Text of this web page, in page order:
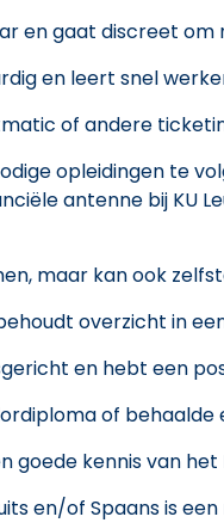
en gaat discreet om
en leert snel
of andere
opleidingen te
antenne bij KU
maar kan ook
overzicht in
en hebt een
of behaalde
goede kennis van het
en/of Spaans is